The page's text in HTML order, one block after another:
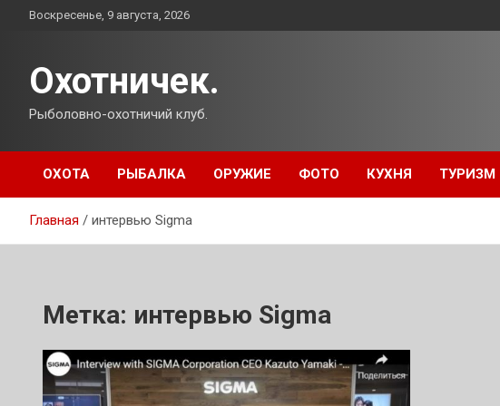
ПерейтиВоскресенье, 9 августа, 2026
Охотничек.
Рыболовно-охотничий клуб.
ОХОТА РЫБАЛКА ОРУЖИЕ ФОТО КУХНЯ ТУРИЗМ
Главная интервью Sigma
Метка: интервью Sigma